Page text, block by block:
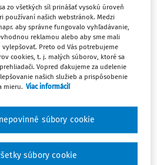
ste si prečítali len
obsah z tejto oblasti je
portálu.
prístup k odbornému
prístup na 10 dní
sa len zaregistrovať.
zo všetkých síl prinášať vysokú úroveň
používaní našich webstránok. Medzi
aby správne fungovalo vyhľadávanie,
reklamou alebo aby sme mali
Preto od Vás potrebujeme
cookies, t. j. malých súborov, ktoré sa
Vopred ďakujeme za udelenie
našich služieb a prispôsobenie
mieru. Viac informácií
súbory cookie
súbory cookie